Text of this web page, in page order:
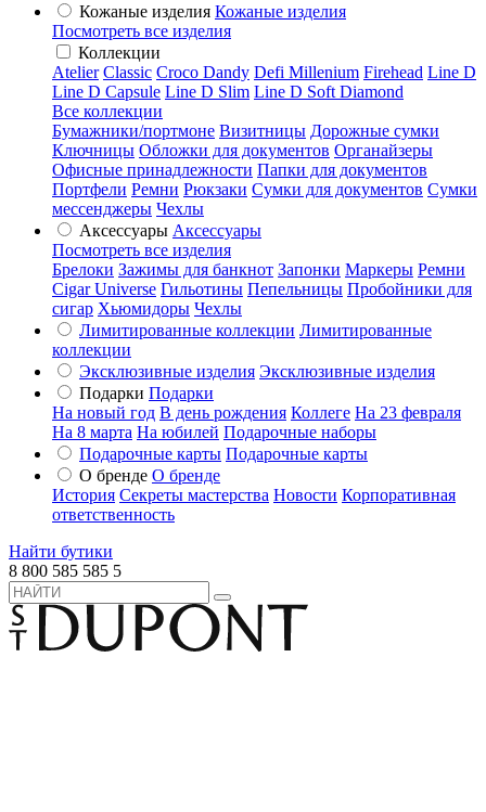
Кожаные изделия Кожаные изделия
Посмотреть все изделия
Коллекции
Atelier Classic Croco Dandy Defi Millenium Firehead Line D
Line D Capsule Line D Slim Line D Soft Diamond
Все коллекции
Бумажники/портмоне Визитницы Дорожные сумки
Ключницы Обложки для документов Органайзеры
Офисные принадлежности Папки для документов
Портфели Ремни Рюкзаки Сумки для документов Сумки
мессенджеры Чехлы
Аксессуары Аксессуары
Посмотреть все изделия
Брелоки Зажимы для банкнот Запонки Маркеры Ремни
Cigar Universe Гильотины Пепельницы Пробойники для
сигар Хьюмидоры Чехлы
Лимитированные коллекции Лимитированные
коллекции
Эксклюзивные изделия Эксклюзивные изделия
Подарки Подарки
На новый год В день рождения Коллеге На 23 февраля
На 8 марта На юбилей Подарочные наборы
Подарочные карты Подарочные карты
О бренде О бренде
История Секреты мастерства Новости Корпоративная
ответственность
Найти бутики
8 800 585 585 5